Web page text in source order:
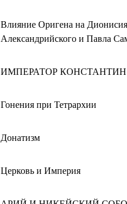
Влияние Оригена на Дионисия
Александрийского и Павла
ИМПЕРАТОР КОНСТАНТИН
Гонения при Тетрархии
Донатизм
Церковь и Империя